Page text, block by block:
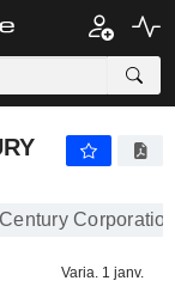
Varia. 1 janv.